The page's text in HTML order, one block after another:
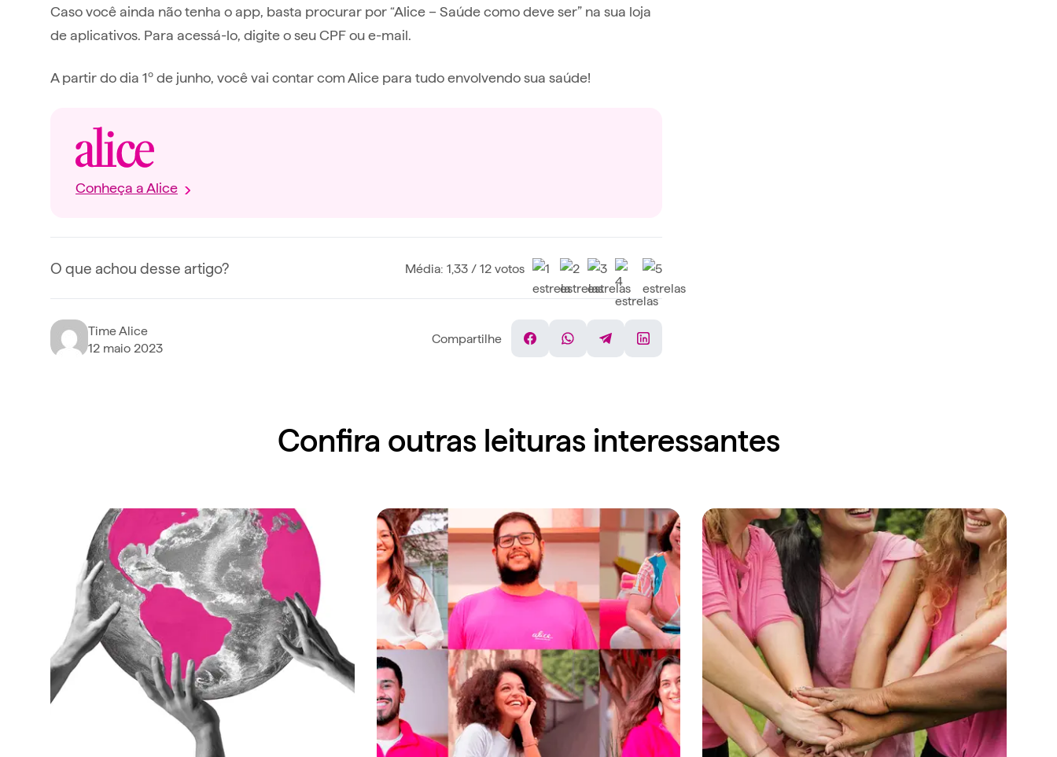
Caso você ainda não tenha o app, basta procurar por “Alice – Saúde como deve ser” na sua loja
de aplicativos. Para acessá-lo, digite o seu CPF ou e-mail.
A partir do dia 1º de junho, você vai contar com Alice para tudo envolvendo sua saúde!
Conheça a Alice
O que achou desse artigo? Média: 1,33 / 12 votos
Time Alice
12 maio 2023
Compartilhe
FacebookWhatsAppTelegramLinkedin
Confira outras leituras interessantes